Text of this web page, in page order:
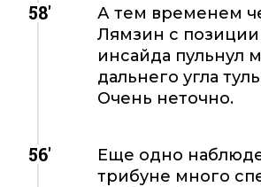
58'
А тем временем
Лямзин с позиции
инсайда пульнул
дальнего угла
Очень неточно.
56'
Еще одно
трибуне много